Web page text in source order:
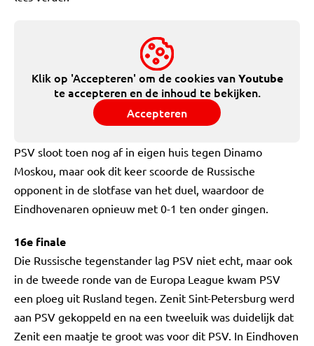
Klik op 'Accepteren' om de cookies vanYoutube
te accepteren en de inhoud te bekijken.
Accepteren
PSV sloot toen nog af in eigen huis tegen Dinamo
Moskou, maar ook dit keer scoorde de Russische
opponent in de slotfase van het duel, waardoor de
Eindhovenaren opnieuw met 0-1 ten onder gingen.
16e finale
Die Russische tegenstander lag PSV niet echt, maar ook
in de tweede ronde van de Europa League kwam PSV
een ploeg uit Rusland tegen. Zenit Sint-Petersburg werd
aan PSV gekoppeld en na een tweeluik was duidelijk dat
Zenit een maatje te groot was voor dit PSV. In Eindhoven